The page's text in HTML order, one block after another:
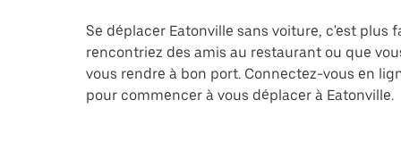
Se déplacer Eatonville sans voiture, c'est plus
rencontriez des amis au restaurant ou que
vous rendre à bon port. Connectez-vous en
pour commencer à vous déplacer à Eatonville.